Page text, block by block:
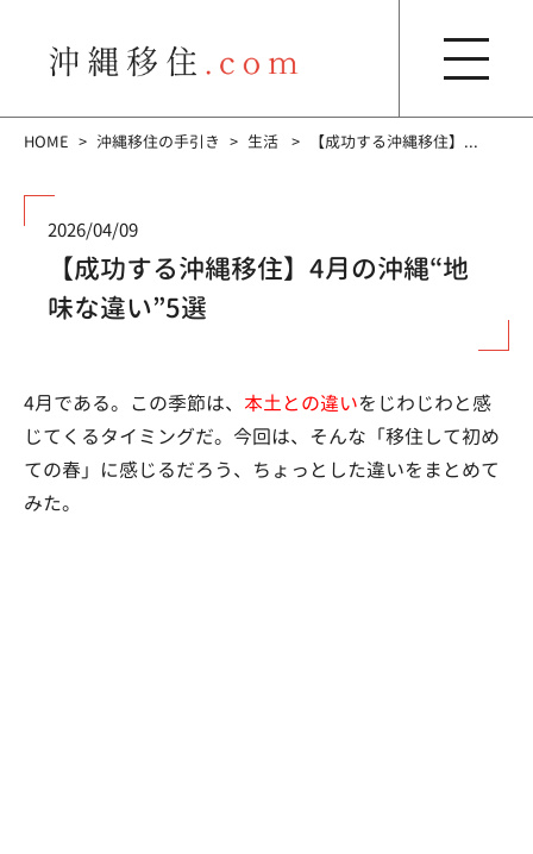
HOME 沖縄移住の手引き 生活 【成功する沖縄移住】...
2026/04/09
【成功する沖縄移住】4月の沖縄“地
味な違い”5選
4月である。この季節は、 本土との違いをじわじわと感
じてくるタイミングだ。今回は、そんな「移住して初め
ての春」に感じるだろう、ちょっとした違いをまとめて
みた。